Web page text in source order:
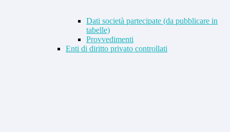
Dati società partecipate (da pubblicare in
tabelle)
Provvedimenti
Enti di diritto privato controllati